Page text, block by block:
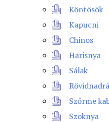
Köntösök
Kapucni
Chinos
Harisnya
Sálak
Szőrme
Szoknya